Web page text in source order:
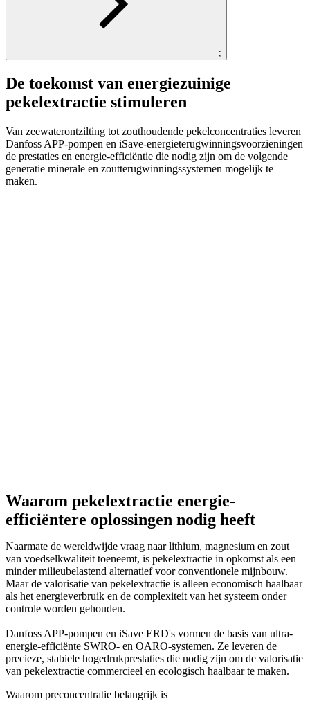
;
De toekomst van energiezuinige
pekelextractie stimuleren
Van zeewaterontzilting tot zouthoudende pekelconcentraties leveren
Danfoss APP-pompen en iSave-energieterugwinningsvoorzieningen
de prestaties en energie-efficiëntie die nodig zijn om de volgende
generatie minerale en zoutterugwinningssystemen mogelijk te
maken.
Waarom pekelextractie energie-
efficiëntere oplossingen nodig heeft
Naarmate de wereldwijde vraag naar lithium, magnesium en zout
van voedselkwaliteit toeneemt, is pekelextractie in opkomst als een
minder milieubelastend alternatief voor conventionele mijnbouw.
Maar de valorisatie van pekelextractie is alleen economisch haalbaar
als het energieverbruik en de complexiteit van het systeem onder
controle worden gehouden.
Danfoss APP-pompen en iSave ERD's vormen de basis van ultra-
energie-efficiënte SWRO- en OARO-systemen. Ze leveren de
precieze, stabiele hogedrukprestaties die nodig zijn om de valorisatie
van pekelextractie commercieel en ecologisch haalbaar te maken.
Waarom preconcentratie belangrijk is